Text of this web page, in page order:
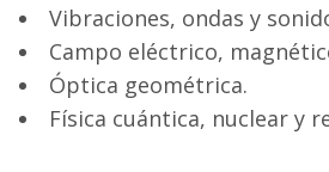
Vibraciones, ondas y
Campo eléctrico,
Óptica geométrica.
Física cuántica, nuclear y